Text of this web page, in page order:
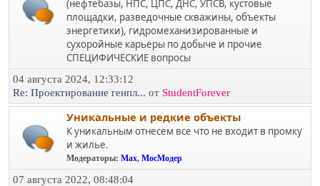
(нефтебазы, НПС, ЦПС, ДНС, УПСВ, кустовые
площадки, разведочные скважины, объекты
энергетики), гидромеханизированные и
сухоройные карьеры по добыче и прочие
СПЕЦИФИЧЕСКИЕ вопросы
04 августа 2024, 12:33:12
Re: Проектирование генпл... от StudentForever
Уникальные и редкие объекты
К уникальным отнесем все что не входит в промку
и жилье.
Модераторы: Max, МосМодер
07 августа 2022, 08:48:04